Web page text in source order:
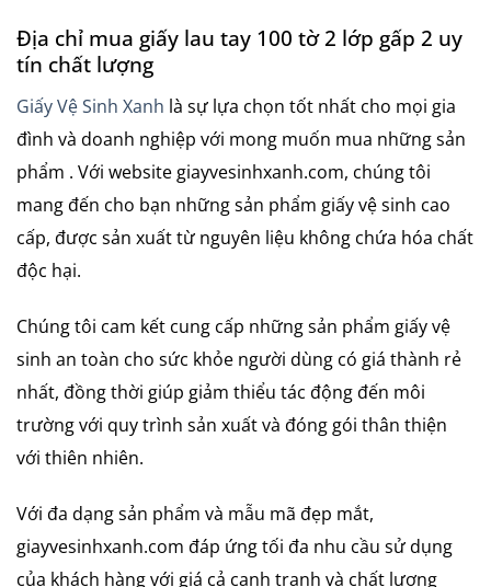
Địa chỉ mua giấy lau tay 100 tờ 2 lớp gấp 2 uy
tín chất lượng
Giấy Vệ Sinh Xanh là sự lựa chọn tốt nhất cho mọi gia
đình và doanh nghiệp với mong muốn mua những sản
phẩm . Với website giayvesinhxanh.com, chúng tôi
mang đến cho bạn những sản phẩm giấy vệ sinh cao
cấp, được sản xuất từ nguyên liệu không chứa hóa chất
độc hại.
Chúng tôi cam kết cung cấp những sản phẩm giấy vệ
sinh an toàn cho sức khỏe người dùng có giá thành rẻ
nhất, đồng thời giúp giảm thiểu tác động đến môi
trường với quy trình sản xuất và đóng gói thân thiện
với thiên nhiên.
Với đa dạng sản phẩm và mẫu mã đẹp mắt,
giayvesinhxanh.com đáp ứng tối đa nhu cầu sử dụng
của khách hàng với giá cả cạnh tranh và chất lượng